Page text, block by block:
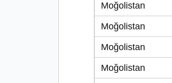
Moğolistan
Moğolistan
Moğolistan
Moğolistan